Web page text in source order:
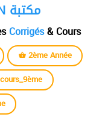
Librairie Devoir.TN مكتبة
Corrigés& Cours
2ème Année